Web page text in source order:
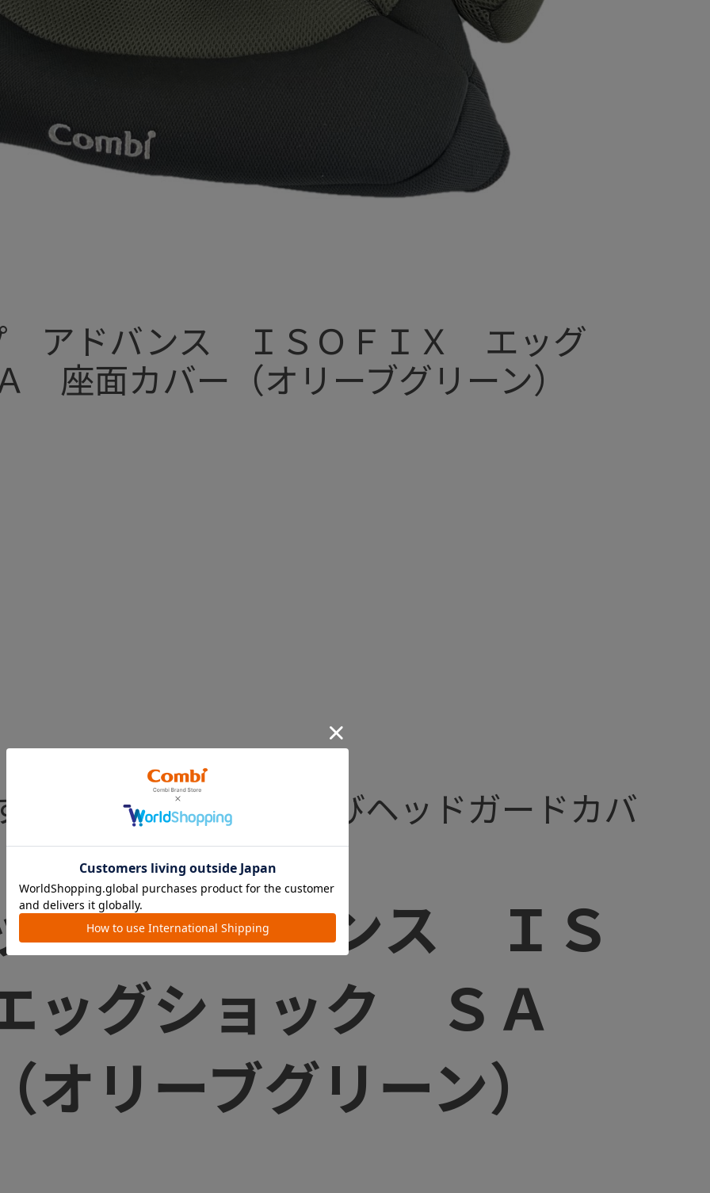
アドバンス ＩＳＯＦＩＸ エッグ
座面カバー（オリーブグリーン）
プ アドバンス ＩＳ
ッグショック ＳＡ
オリーブグリーン）
（背もたれカバー及びヘッドガードカバ